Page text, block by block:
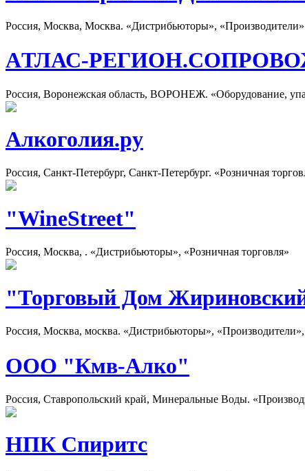
Россия, Москва, Москва. «Дистрибьюторы», «Производители»
AТЛАС-
Россия, Воронежская область, ВОРОНЕЖ. «Оборудование,
Алкоголия.ру
Россия, Санкт-Петербург, Санкт-Петербург. «Розничная
"WineStreet"
Россия, Москва, . «Дистрибьюторы», «Розничная торговля»
"Торговый Дом
Россия, Москва, москва. «Дистрибьюторы», «Производители»,
ООО "Кмв-Алко"
Россия, Ставропольский край, Минеральные Воды.
НПК Спиритс